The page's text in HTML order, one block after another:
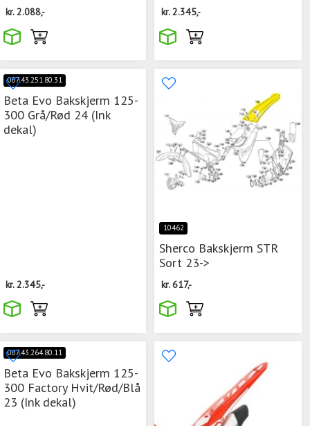
kr.2.088,- kr.2.345,-
007.43.251.80.31
Beta Evo Bakskjerm 125-
300 Grå/Rød 24 (Ink
dekal)
kr. 2.345,-
10462
Sherco Bakskjerm STR
Sort 23->
kr.617,-
007.43.264.80.11
Beta Evo Bakskjerm 125-
300 Factory Hvit/Rød/Blå
23 (Ink dekal)